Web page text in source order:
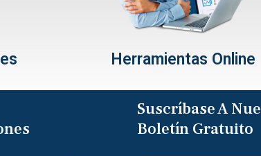
Herramientas Online
Suscríbase A
Boletín Gratuito